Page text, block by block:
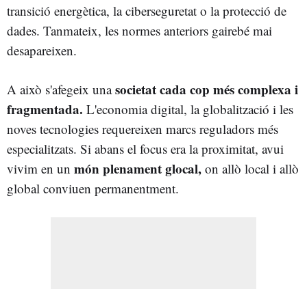
transició energètica, la ciberseguretat o la protecció de
dades. Tanmateix, les normes anteriors gairebé mai
desapareixen.
A això s'afegeix unasocietat cada cop més complexa i
fragmentada. L'economia digital, la globalització i les
noves tecnologies requereixen marcs reguladors més
especialitzats. Si abans el focus era la proximitat, avui
vivim en un món plenamentglocal, on allò local i allò
global conviuen permanentment.